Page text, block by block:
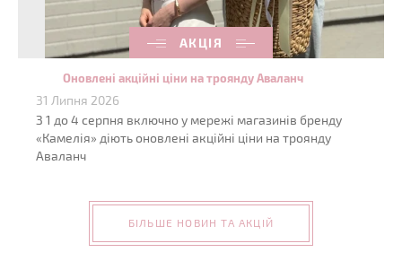
АКЦІЯ
Оновлені акційні ціни на троянду Аваланч
31 Липня 2026
З 1 до 4 серпня включно у мережі магазинів бренду
«Камелія» діють оновлені акційні ціни на троянду
Аваланч
БІЛЬШЕ НОВИН ТА АКЦІЙ